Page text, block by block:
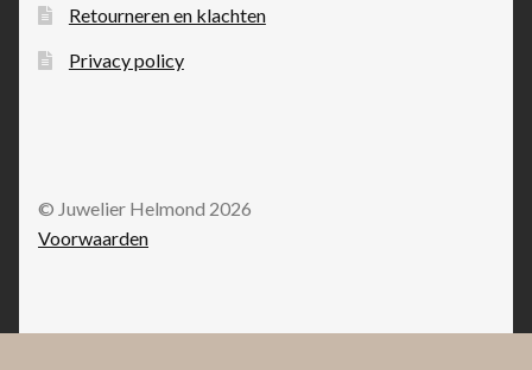
Retourneren en klachten
Privacy policy
© Juwelier Helmond 2026
Voorwaarden